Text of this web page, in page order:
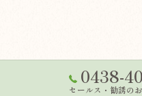
0438-
セールス・勧誘の